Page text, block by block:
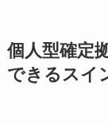
個人型確定
できるスイ